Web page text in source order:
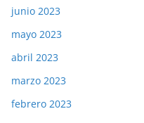
junio 2023
mayo 2023
abril 2023
marzo 2023
febrero 2023